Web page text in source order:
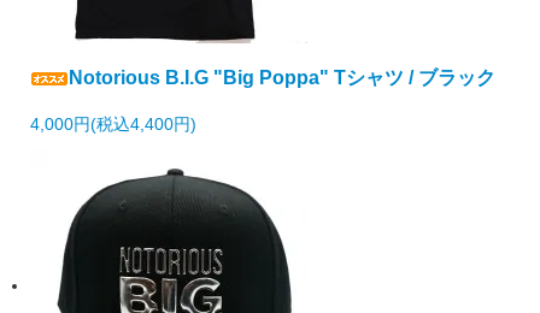
Notorious B.I.G "Big Poppa" Tシャツ / ブラック
4,000円(税込4,400円)